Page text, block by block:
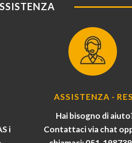
i
ASSISTENZA -
Hai bisogno di
Contattaci via chat